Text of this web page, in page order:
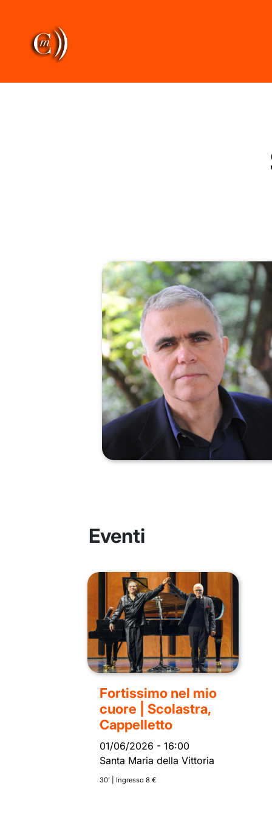
Eventi
Fortissimo nel mio
cuore | Scolastra,
Cappelletto
01/06/2026 - 16:00
Santa Maria della Vittoria
30’ | Ingresso 8 €